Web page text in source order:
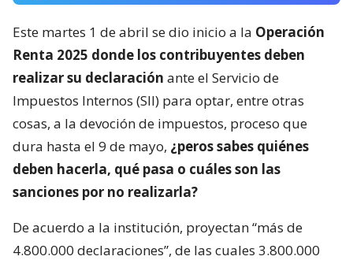
Este martes 1 de abril se dio inicio a la Operación
Renta 2025 donde los contribuyentes deben
realizar su declaración ante el Servicio de
Impuestos Internos (SII) para optar, entre otras
cosas, a la devoción de impuestos, proceso que
dura hasta el 9 de mayo, ¿peros sabes quiénes
deben hacerla, qué pasa o cuáles son las
sanciones por no realizarla?
De acuerdo a la institución, proyectan “más de
4.800.000 declaraciones”, de las cuales 3.800.000